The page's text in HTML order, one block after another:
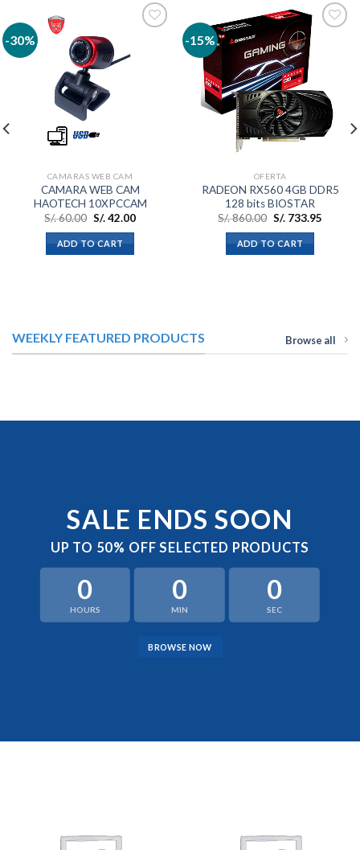
-30%
CAMARAS WEB CAM
CAMARA WEB CAM
HAOTECH 10XPCCAM
S/.60.00 S/.42.00
ADD TO CART
-15%
lista de
deseos
OFERTA
RADEON RX560 4GB DDR5
128 bits BIOSTAR
S/.860.00 S/.733.95
ADD TO CART
WEEKLY FEATURED PRODUCTS Browse all
SALE ENDS SOON
UP TO 50% OFF SELECTED PRODUCTS
0
HOURS
0
MIN
0
SEC
BROWSE NOW